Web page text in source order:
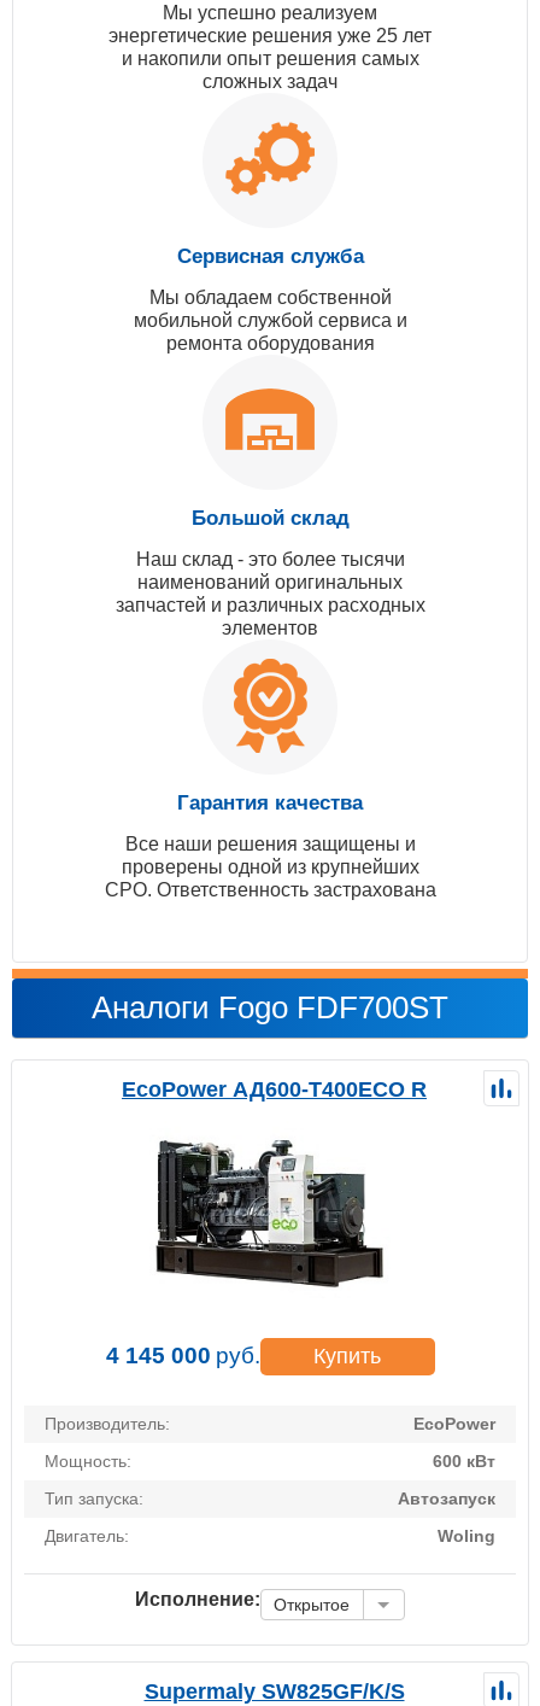
Мы успешно реализуем
энергетические решения уже 25 лет
и накопили опыт решения самых
сложных задач
Сервисная служба
Мы обладаем собственной
мобильной службой сервиса и
ремонта оборудования
Большой склад
Наш склад - это более тысячи
наименований оригинальных
запчастей и различных расходных
элементов
Гарантия качества
Все наши решения защищены и
проверены одной из крупнейших
СРО. Ответственность застрахована
Аналоги Fogo FDF700ST
EcoPower АД600-T400ECO R
4 145 000 руб. Купить
Производитель:
EcoPower
Мощность:
600 кВт
Тип запуска:
Автозапуск
Двигатель:
Woling
Исполнение: Открытое
Supermaly SW825GF/K/S